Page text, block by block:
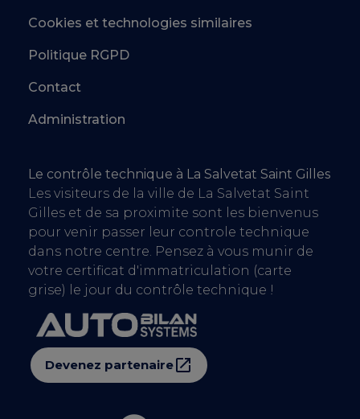
Cookies et technologies similaires
Politique RGPD
Contact
Administration
Le contrôle technique à La Salvetat Saint Gilles
Les visiteurs de la ville de La Salvetat Saint
Gilles et de sa proximite sont les bienvenus
pour venir passer leur controle technique
dans notre centre. Pensez à vous munir de
votre certificat d'immatriculation (carte
grise) le jour du contrôle technique !
Devenez partenaire